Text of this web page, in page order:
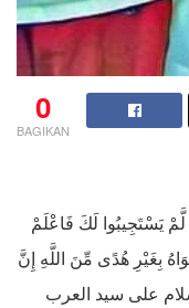
0
BAGIKAN
يَسْتَجِيبُوا لَكَ فَاعْلَمْ
بِغَيْرِ هُدًى مِّنَ اللَّهِ إِنَّ
على سيد العرب